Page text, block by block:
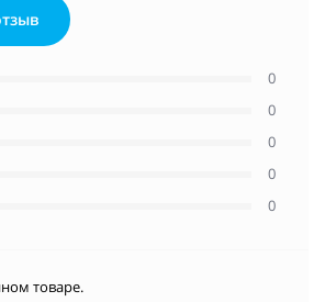
0
0
0
0
0
товаре.